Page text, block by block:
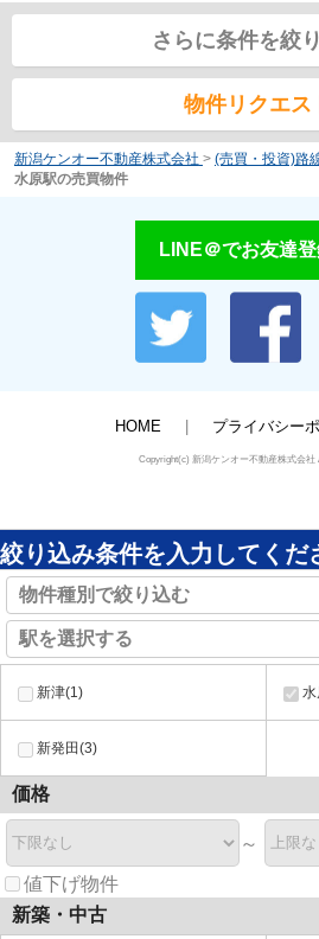
さらに条件を絞
物件リクエス
新潟ケンオー不動産株式会社 > (売買・投資)路
水原駅の売買物件
LINE＠でお友達
HOME プライバシー
Copyright(c) 新潟ケンオー不動産株式会社
絞り込み条件を入力してくだ
物件種別で絞り込む
駅を選択する
新津(1)
新発田(3)
価格
～
値下げ物件
新築・中古